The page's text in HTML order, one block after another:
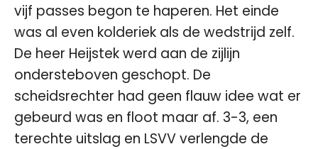
vijf passes begon te haperen. Het einde
was al even kolderiek als de wedstrijd zelf.
De heer Heijstek werd aan de zijlijn
ondersteboven geschopt. De
scheidsrechter had geen flauw idee wat er
gebeurd was en floot maar af. 3-3, een
terechte uitslag en LSVV verlengde de